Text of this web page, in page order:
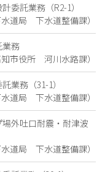
委託業務（R2-1）
水道局 下水道整備課）
務
知市役所 河川水路課）
業務（31-1）
水道局 下水道整備課）
外吐口耐震・耐津波
水道局 下水道整備課）